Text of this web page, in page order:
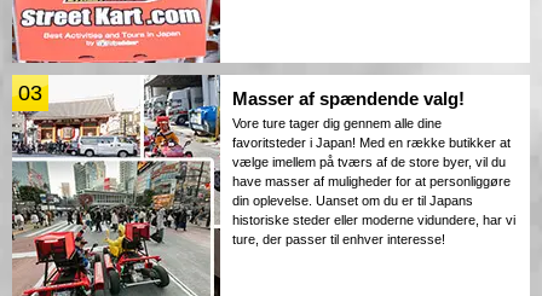
03 Masser af spændende valg!
Vore ture tager dig gennem alle dine
favoritsteder i Japan! Med en række butikker at
vælge imellem på tværs af de store byer, vil du
have masser af muligheder for at personliggøre
din oplevelse. Uanset om du er til Japans
historiske steder eller moderne vidundere, har vi
ture, der passer til enhver interesse!